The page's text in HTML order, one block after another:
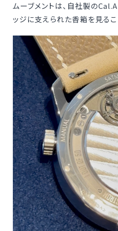
ムーブメントは、自社製の
ッジに支えられた香箱を見るこ